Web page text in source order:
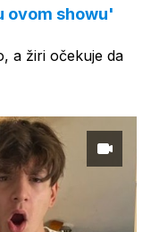
ovom showu'
a žiri očekuje da